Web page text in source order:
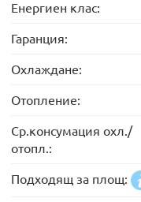
Енергиен клас:
Гаранция:
Охлаждане:
Отопление:
Ср.консумация охл./
отопл.:
Подходящ за площ: